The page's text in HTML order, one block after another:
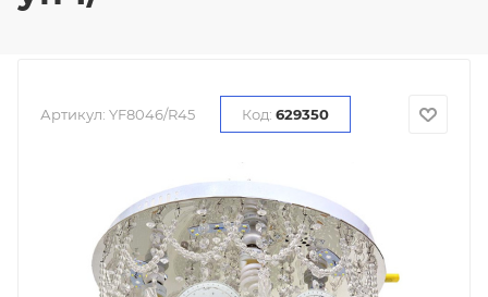
Артикул: YF8046/R45 Код: 629350